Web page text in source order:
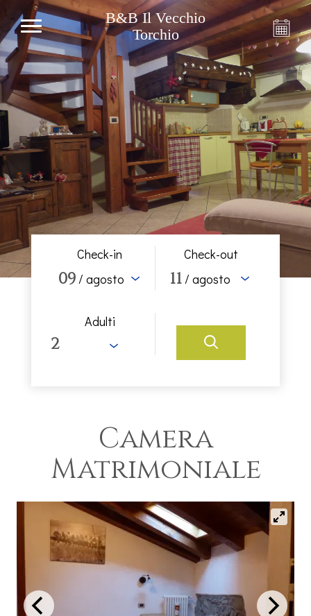
B&B Il Vecchio
Torchio
Check-in
09/ agosto
Check-out
11/ agosto
Adulti
Camera
Matrimoniale